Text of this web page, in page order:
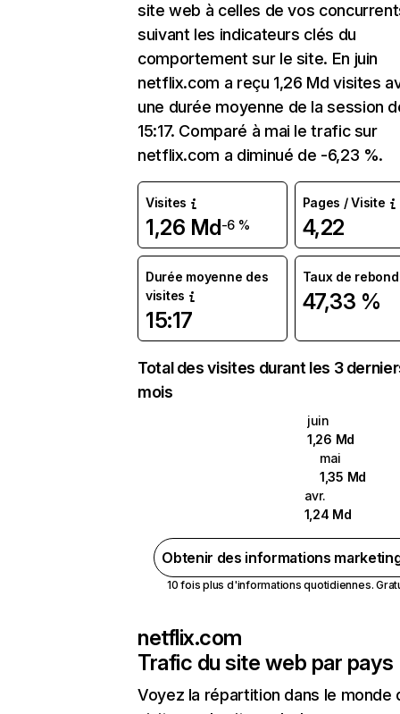
site web à celles de vos
suivant les indicateurs clés du
comportement sur le site. En juin
netflix.com a reçu 1,26 Md visites
une durée moyenne de la session
15:17. Comparé à mai le trafic sur
netflix.com a diminué de -6,23 %.
Visites
1,26 Md-6 %
Pages / Visite
4,22
Durée moyenne des
visites
15:17
Taux de rebond
47,33 %
Total des visites durant les 3
mois
juin
1,26 Md
mai
1,35 Md
avr.
1,24 Md
Obtenir des informations
10 fois plus d'informations quotidiennes.
netflix.com
Trafic du site web par pays
Voyez la répartition dans le monde